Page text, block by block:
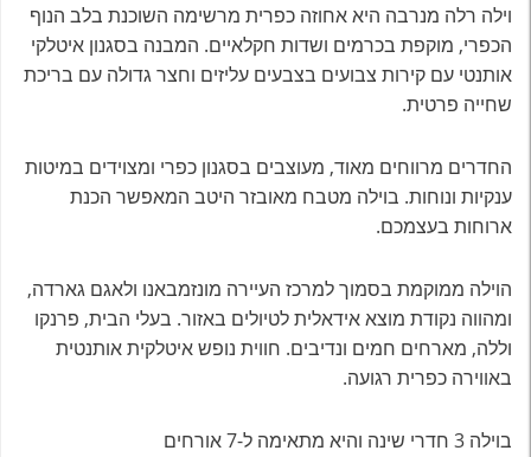
וילה רלה מנרבה היא אחוזה כפרית מרשימה השוכנת בלב הנוף
הכפרי, מוקפת בכרמים ושדות חקלאיים. המבנה בסגנון איטלקי
אותנטי עם קירות צבועים בצבעים עליזים וחצר גדולה עם בריכת
שחייה פרטית.
החדרים מרווחים מאוד, מעוצבים בסגנון כפרי ומצוידים במיטות
ענקיות ונוחות. בוילה מטבח מאובזר היטב המאפשר הכנת
ארוחות בעצמכם.
הוילה ממוקמת בסמוך למרכז העיירה מונזמבאנו ולאגם גארדה,
ומהווה נקודת מוצא אידאלית לטיולים באזור. בעלי הבית, פרנקו
וללה, מארחים חמים ונדיבים. חווית נופש איטלקית אותנטית
באווירה כפרית רגועה.
בוילה 3 חדרי שינה והיא מתאימה ל-7 אורחים